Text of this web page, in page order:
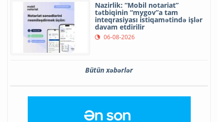
Nazirlik: “Mobil notariat”
tətbiqinin “mygov”a tam
inteqrasiyası istiqamətində işlər
davam etdirilir
06-08-2026
Bütün xəbərlər